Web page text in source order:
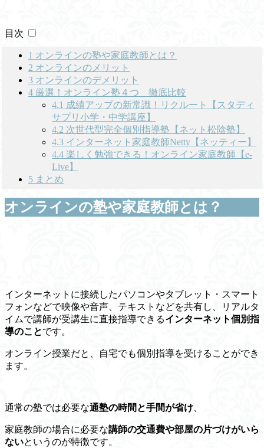
目次
1 オンラインの塾や家庭教師とは？
2 オンラインのメリット
3 オンラインのデメリット
4 厳選！オンライン塾４つ 徹底比較
4.1 成績アップの新常識！リクルート【スタディ
サプリ小学・中学講座】
4.2 次世代型完全個別指導塾【ネット松陰塾】
4.3 インターネット家庭教師Netty【ネッティー】
4.4 楽しく勉強できる！オンライン家庭教師【e-
Live】
5 まとめ
オンラインの塾や家庭教師とは？
インターネットに接続したパソコンやタブレット・スマート
フォンなどで映像や音声、テキストなどを共有し、リアルタ
イムで講師が受講生に直接指導できるインターネット個別指
導のことです。
オンライン授業だと、自宅でも個別指導を受けることができ
ます。
通常の塾では必要な通塾の時間と手間が省け、
家庭教師の場合に必要な講師の交通費や部屋の片づけがいら
ないというのが特徴です。